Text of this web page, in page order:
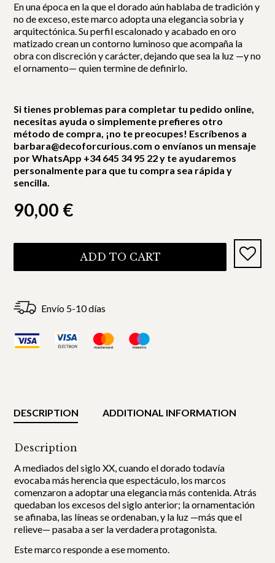
En una época en la que el dorado aún hablaba de tradición y
no de exceso, este marco adopta una elegancia sobria y
arquitectónica. Su perfil escalonado y acabado en oro
matizado crean un contorno luminoso que acompaña la
obra con discreción y carácter, dejando que sea la luz —y no
el ornamento— quien termine de definirlo.
Si tienes problemas para completar tu pedido online,
necesitas ayuda o simplemente prefieres otro
método de compra, ¡no te preocupes! Escríbenos a
barbara@decoforcurious.com o envíanos un mensaje
por WhatsApp +34 645 34 95 22 y te ayudaremos
personalmente para que tu compra sea rápida y
sencilla.
90,00 €
ADD TO CART
Envío 5-10 días
DESCRIPTION ADDITIONAL INFORMATION
Description
A mediados del siglo XX, cuando el dorado todavía
evocaba más herencia que espectáculo, los marcos
comenzaron a adoptar una elegancia más contenida. Atrás
quedaban los excesos del siglo anterior; la ornamentación
se afinaba, las líneas se ordenaban, y la luz —más que el
relieve— pasaba a ser la verdadera protagonista.
Este marco responde a ese momento.